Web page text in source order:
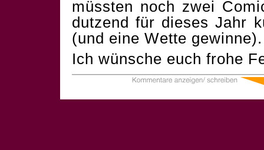
müssten noch zwei
dutzend für dieses Jahr
(und eine Wette
Ich wünsche euch frohe